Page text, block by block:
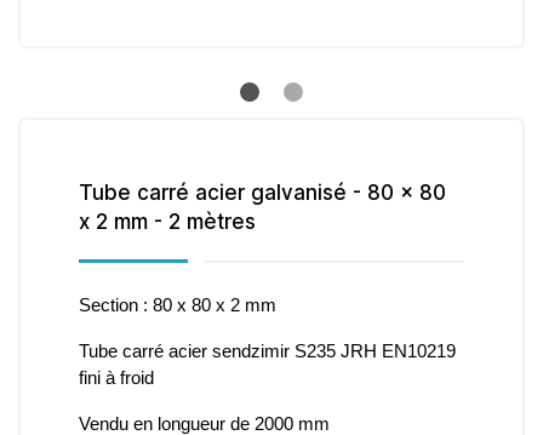
Tube carré acier galvanisé - 80 x 80
x 2 mm - 2 mètres
Section : 80 x 80 x 2 mm
Tube carré acier sendzimir S235 JRH EN10219
fini à froid
Vendu en longueur de 2000 mm